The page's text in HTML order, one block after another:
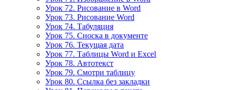
Урок 72. Рисование в Word
Урок 73. Рисование Word
Урок 74. Табуляция
Урок 75. Сноска в документе
Урок 76. Текущая дата
Урок 77. Таблицы Word и Excel
Урок 78. Автотекст
Урок 79. Смотри таблицу
Урок 80. Ссылка без закладки